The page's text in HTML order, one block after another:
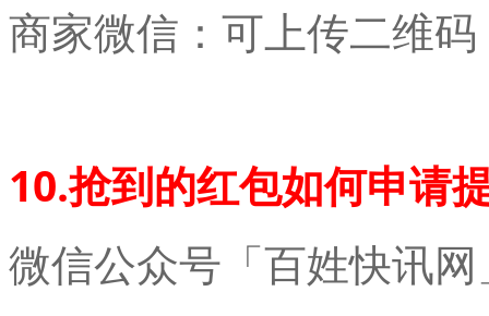
商家微信：可上传二维
10.抢到的红包如何申请
微信公众号「百姓快讯网